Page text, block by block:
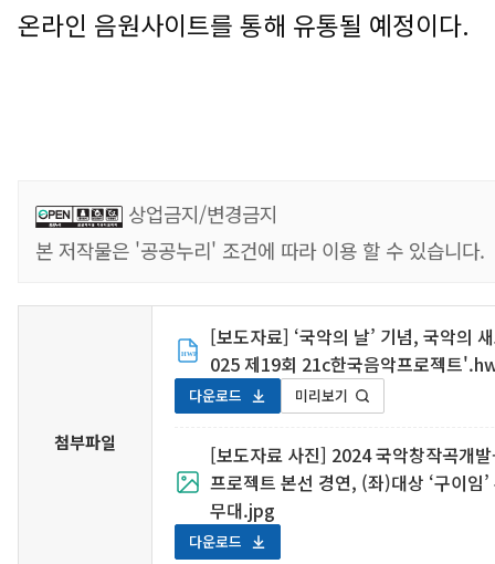
온라인 음원사이트를 통해 유통될 예정이다.
상업금지/변경금지
본 저작물은 '공공누리' 조건에 따라 이용 할 수 있습니다.
첨부파일
[보도자료] ‘국악의 날’ 기념, 국악의
025 제19회 21c한국음악프로젝트
다운로드 미리보기
[보도자료 사진] 2024 국악창작곡개
프로젝트 본선 경연, (좌)대상 ‘구이임
무대.jpg
다운로드